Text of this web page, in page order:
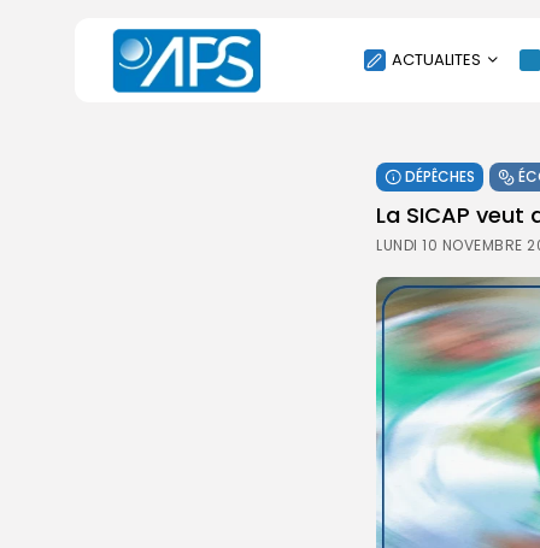
ACTUALITES
SOCIÉTÉ
ÉCONOMIE
CULTURE
SPORT
ENVIRONNEMENT
INTERNATIONAL
AGENDA
SANTE
DÉPÊCHES
La SICAP
LUNDI 10 NOVEMBRE